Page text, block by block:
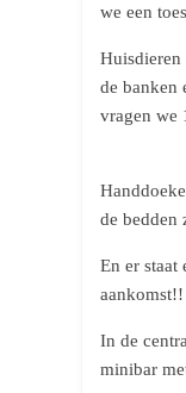
we een
de banken
vragen we
de bedden
En er staat
aankomst!!
In de
minibar